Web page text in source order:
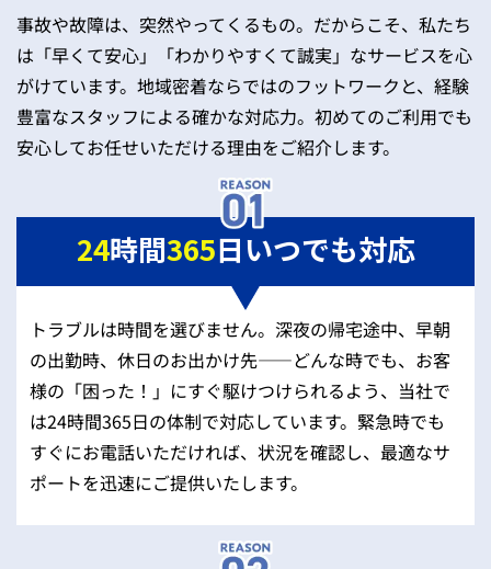
事故や故障は、突然やってくるもの。だからこそ、私たち
は「早くて安心」「わかりやすくて誠実」なサービスを心
がけています。地域密着ならではのフットワークと、経験
豊富なスタッフによる確かな対応力。初めてのご利用でも
安心してお任せいただける理由をご紹介します。
24時間365日いつでも対応
トラブルは時間を選びません。深夜の帰宅途中、早朝
の出勤時、休日のお出かけ先——どんな時でも、お客
様の「困った！」にすぐ駆けつけられるよう、当社で
は24時間365日の体制で対応しています。緊急時でも
すぐにお電話いただければ、状況を確認し、最適なサ
ポートを迅速にご提供いたします。